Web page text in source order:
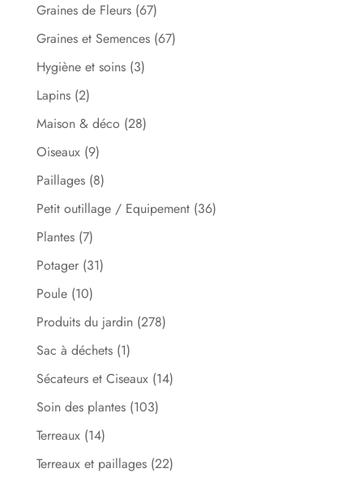
Graines de Fleurs (67)
Graines et Semences (67)
Hygiène et soins (3)
Lapins (2)
Maison & déco (28)
Oiseaux (9)
Paillages (8)
Petit outillage / Equipement (36)
Plantes (7)
Potager (31)
Poule (10)
Produits du jardin (278)
Sac à déchets (1)
Sécateurs et Ciseaux (14)
Soin des plantes (103)
Terreaux (14)
Terreaux et paillages (22)